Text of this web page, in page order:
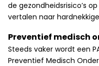
de gezondheidsrisico’s
vertalen naar
Preventief medisch
Steeds vaker wordt een
Preventief Medisch